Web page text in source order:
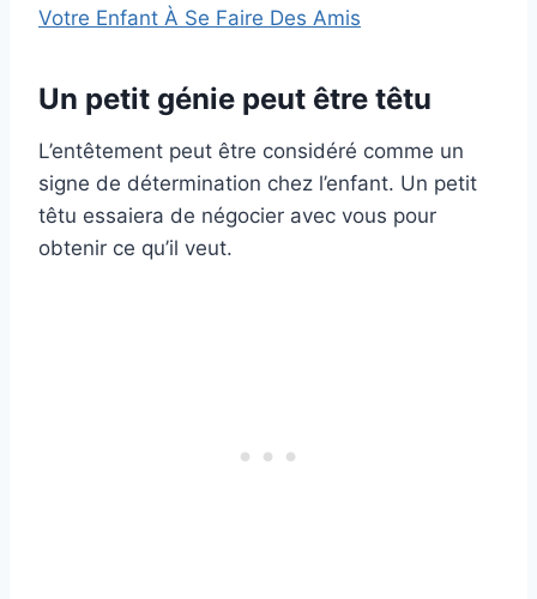
Votre Enfant À Se Faire Des Amis
Un petit génie peut être têtu
L’entêtement peut être considéré comme un
signe de détermination chez l’enfant. Un petit
têtu essaiera de négocier avec vous pour
obtenir ce qu’il veut.